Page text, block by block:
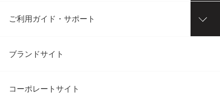
ご利用ガイド・サポート
ブランドサイト
コーポレートサイト